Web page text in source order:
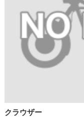
クラウザー